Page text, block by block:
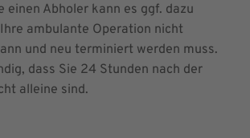
einen Abholer kann es ggf. dazu
ambulante Operation nicht
und neu terminiert werden muss.
dass Sie 24 Stunden nach der
alleine sind.